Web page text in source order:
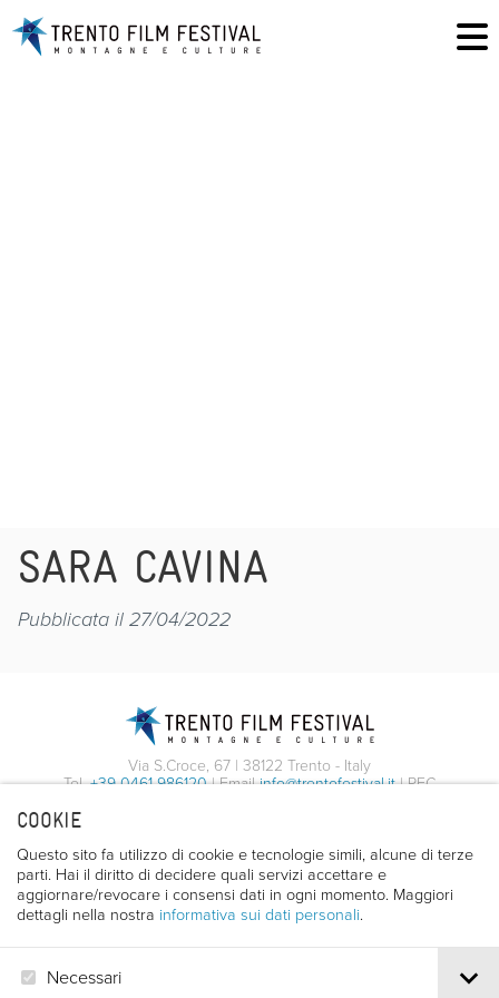
COOKIE
Questo sito fa utilizzo di cookie e tecnologie simili, alcune di terze
parti. Hai il diritto di decidere quali servizi accettare e
aggiornare/revocare i consensi dati in ogni momento. Maggiori
dettagli nella nostra informativa sui dati personali.
Necessari
SARA CAVINA
Pubblicata il 27/04/2022
Via S.Croce, 67 | 38122 Trento - Italy
Tel.+39 0461 986120| Emailinfo@trentofestival.it| PEC